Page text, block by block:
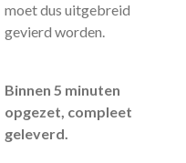
moet dus uitgebreid
gevierd worden.
Binnen 5 minuten
opgezet, compleet
geleverd.